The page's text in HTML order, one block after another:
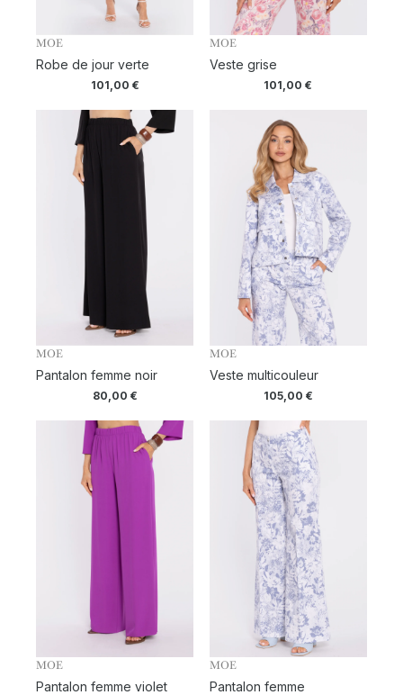
MOE
Robe de jour verte
101,00 €
MOE
Veste grise
101,00€
MOE
Pantalon femme noir
80,00 €
MOE
Veste multicouleur
105,00 €
MOE
Pantalon femme violet
MOE
Pantalon femme